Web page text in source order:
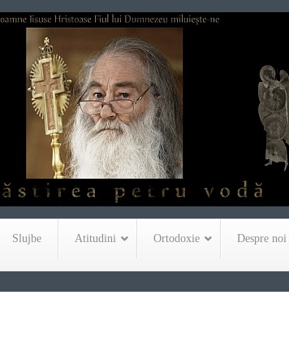
Slujbe Atitudini Ortodoxie Despre noi